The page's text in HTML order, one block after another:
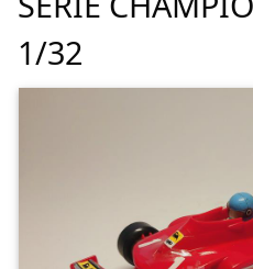
1/32